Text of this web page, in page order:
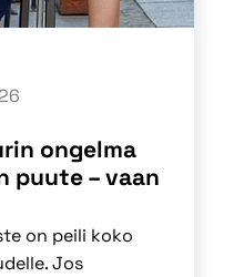
ongelma
puute – vaan
on peili koko
Jos